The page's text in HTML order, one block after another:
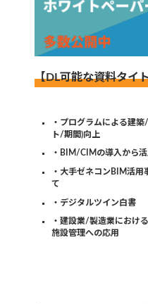
【DL可能な資料タイ
・プログラムによる建
ト/期間)向上
・BIM/CIMの導入から
・大手ゼネコンBIM活
て
・デジタルツイン白書
・建設業/製造業におけ
施設管理への応用